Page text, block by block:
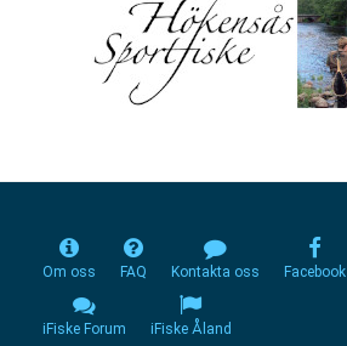
Om oss FAQ Kontakta oss Facebook
iFiske Forum iFiske Åland